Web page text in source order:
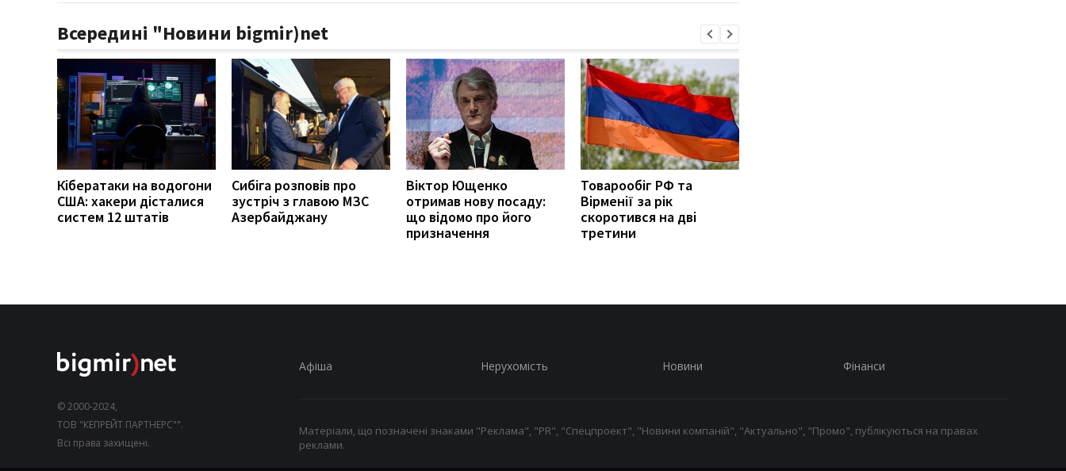
Всередині "Новини bigmir)net
Кібератаки на водогони
США: хакери дісталися
систем 12 штатів
Сибіга розповів про
зустріч з главою МЗС
Азербайджану
Віктор Ющенко
отримав нову посаду:
що відомо про його
призначення
Товарообіг РФ та
Вірменії за рік
скоротився на дві
третини
© 2000-2024,
ТОВ "КЕПРЕЙТ ПАРТНЕРС"".
Всі права захищені.
Афіша Нерухомість Новини Фінанси
Матеріали, що позначені знаками "Реклама", "PR", "Спецпроект", "Новини компаній", "Актуально", "Промо", публікуються на правах
реклами.